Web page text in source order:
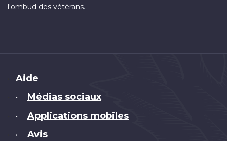
l'ombud des vétérans.
Brand
Aide
• Médias sociaux
• Applications mobiles
• Avis